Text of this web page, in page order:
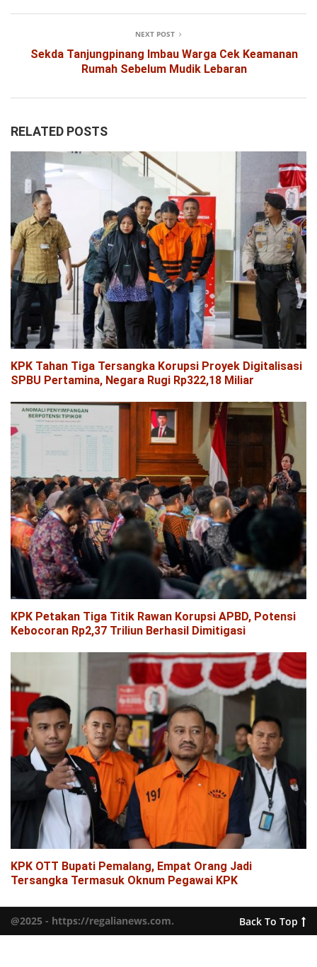
NEXT POST
Sekda Tanjungpinang Imbau Warga Cek Keamanan
Rumah Sebelum Mudik Lebaran
RELATED POSTS
KPK Tahan Tiga Tersangka Korupsi Proyek Digitalisasi
SPBU Pertamina, Negara Rugi Rp322,18 Miliar
KPK Petakan Tiga Titik Rawan Korupsi APBD, Potensi
Kebocoran Rp2,37 Triliun Berhasil Dimitigasi
KPK OTT Bupati Pemalang, Empat Orang Jadi
Tersangka Termasuk Oknum Pegawai KPK
@2025 - https://regalianews.com. Back To Top